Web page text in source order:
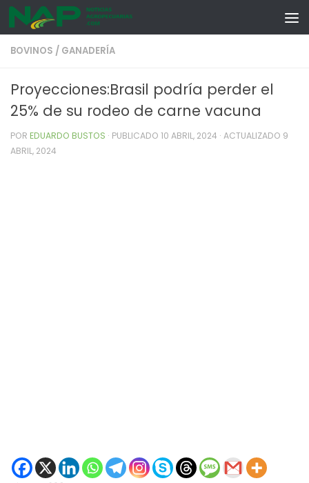
Skip to content
BOVINOS / GANADERÍA
Proyecciones:Brasil podría perder el
25% de su rodeo de carne vacuna
POR EDUARDO BUSTOS · PUBLICADO 10 ABRIL, 2024 · ACTUALIZADO 9
ABRIL, 2024